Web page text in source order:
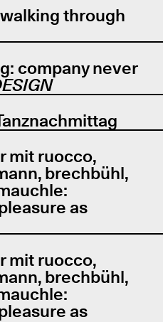
through
company never
mit ruocco,
brechbühl,
as
mit ruocco,
brechbühl,
as